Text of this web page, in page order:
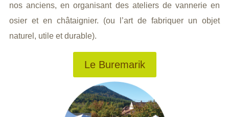
nos anciens, en organisant des ateliers de vannerie en
osier et en châtaignier. (ou l’art de fabriquer un objet
naturel, utile et durable).
Le Buremarik